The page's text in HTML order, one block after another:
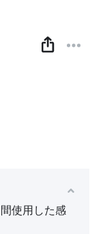
間使用した感